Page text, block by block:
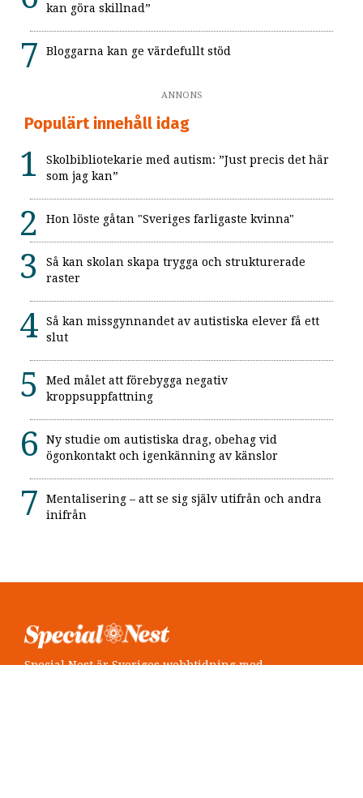
kan göra skillnad”
Bloggarna kan ge värdefullt stöd
ANNONS
Populärt innehåll idag
Skolbibliotekarie med autism: ”Just precis det här
som jag kan”
Hon löste gåtan "Sveriges farligaste kvinna"
Så kan skolan skapa trygga och strukturerade
raster
Så kan missgynnandet av autistiska elever få ett
slut
Med målet att förebygga negativ
kroppsuppfattning
Ny studie om autistiska drag, obehag vid
ögonkontakt och igenkänning av känslor
Mentalisering – att se sig själv utifrån och andra
inifrån
Special Nest är Sveriges webbtidning med